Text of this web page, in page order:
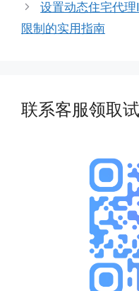
设置动态住宅代
限制的实用指南
联系客服领取